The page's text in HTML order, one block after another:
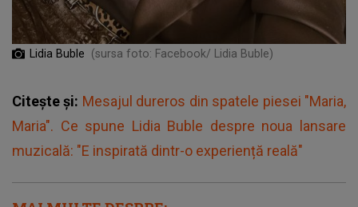
Lidia Buble (sursa foto: Facebook/ Lidia Buble)
Citește și: Mesajul dureros din spatele piesei "Maria,
Maria". Ce spune Lidia Buble despre noua lansare
muzicală: "E inspirată dintr-o experiență reală"